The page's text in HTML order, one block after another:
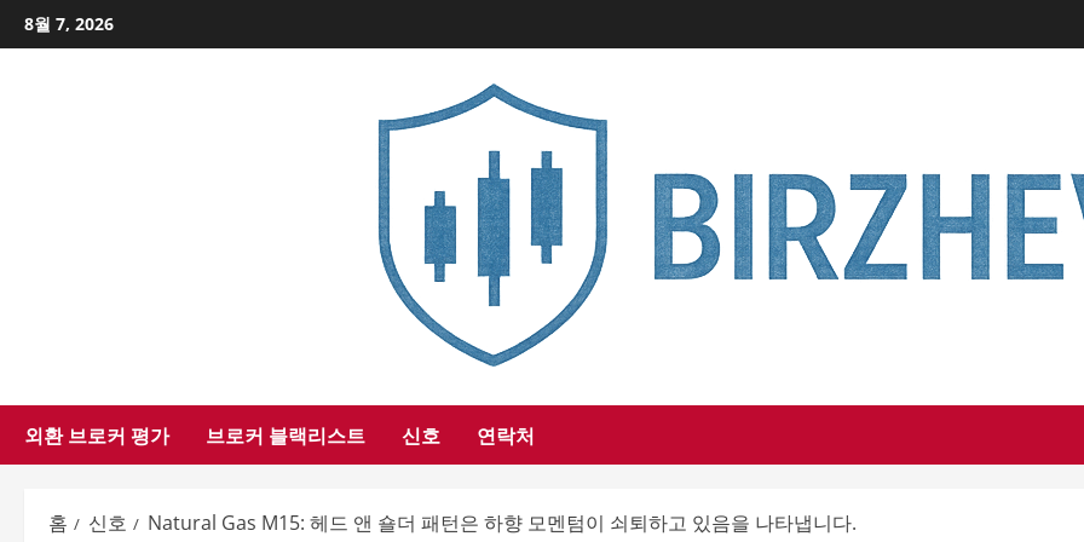
Skip
to
8월 7, 2026
외환 브로커 평가 브로커 블랙리스트 신호 연락처
홈 신호 Natural Gas M15: 헤드 앤 숄더 패턴은 하향 모멘텀이 쇠퇴하고 있음을 나타냅니다.